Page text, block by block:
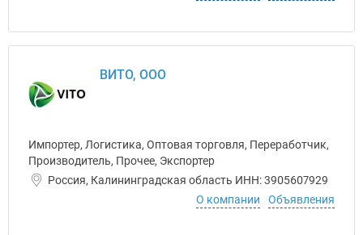
ВИТО, ООО
Импортер, Логистика, Оптовая торговля, Переработчик,
Производитель, Прочее, Экспортер
Россия, Калининградская область ИНН: 3905607929
О компании
Объявления